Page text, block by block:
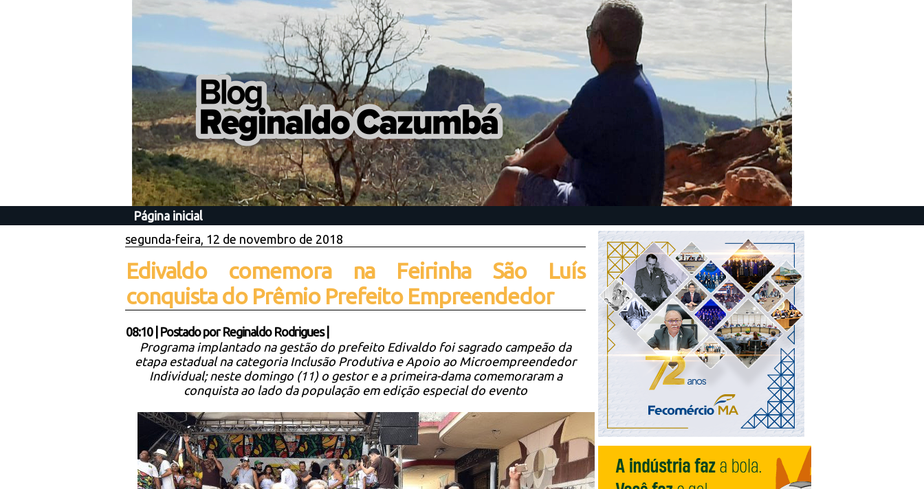
Página inicial
segunda-feira, 12 de novembro de 2018
Edivaldo comemora na Feirinha São Luís
conquista do Prêmio Prefeito Empreendedor
08:10| Postado por Reginaldo Rodrigues
Programa implantado na gestão do prefeito Edivaldo foi sagrado campeão da
etapa estadual na categoria Inclusão Produtiva e Apoio ao Microempreendedor
Individual; neste domingo (11) o gestor e a primeira-dama comemoraram a
conquista ao lado da população em edição especial do evento